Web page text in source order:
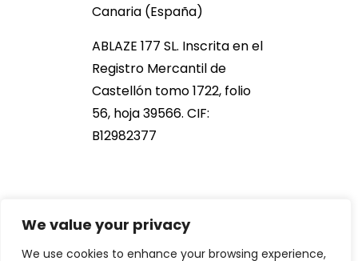
We value your privacy
We use cookies to enhance your browsing experience,
Canaria (España)
ABLAZE 177 SL. Inscrita en el
Registro Mercantil de
Castellón tomo 1722, folio
56, hoja 39566. CIF:
B12982377